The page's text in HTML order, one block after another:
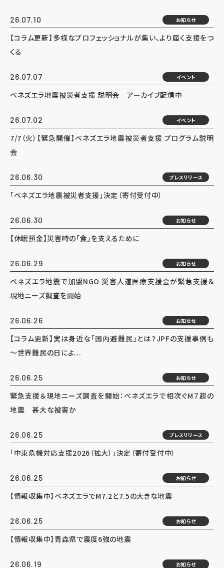
26.07.10 お知らせ
【コラム更新】多様なプロフェッショナルが集い、より届く支援をつ
くる
26.07.07 イベント
ベネズエラ地震被災者支援 説明会 アーカイブ配信中
26.07.02 イベント
7/7（火）【緊急開催】ベネズエラ地震被災者支援 プログラム説明
会
26.06.30 プレスリリース
「ベネズエラ地震被災者支援」決定（寄付受付中）
26.06.30 お知らせ
【休眠預金】災害時の「食」を支えるために
26.06.29 お知らせ
ベネズエラ地震で加盟NGO 災害人道医療支援会が緊急支援＆
現地ニーズ調査を開始
26.06.26 お知らせ
【コラム更新】実は身近な「国内避難民」とは？JPFの支援事例も
～世界難民の日によ...
26.06.25 お知らせ
緊急支援＆現地ニーズ調査を開始：ベネズエラで相次ぐM７超の
地震 甚大な被害か
26.06.25 プレスリリース
「中東危機対応支援2026（拡大）」決定（寄付受付中）
26.06.25 お知らせ
【情報収集中】ベネズエラでM7.2と7.5の大きな地震
26.06.25 お知らせ
【情報収集中】青森県で震度6強の地震
26.06.19 お知らせ